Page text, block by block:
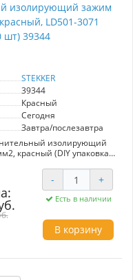
изолирующий зажим
LD501-3071
шт) 39344
STEKKER
39344
Красный
Сегодня
Завтра/послезавтра
изолирующий
красный (DIY упаковка
- +
Есть в наличии
В корзину